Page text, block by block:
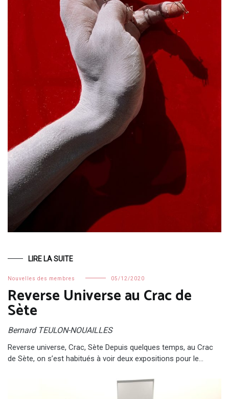
LIRE LA SUITE
Nouvelles des membres 05/12/2020
Reverse Universe au Crac de
Sète
Bernard TEULON-NOUAILLES
Reverse universe, Crac, Sète Depuis quelques temps, au Crac
de Sète, on s’est habitués à voir deux expositions pour le…